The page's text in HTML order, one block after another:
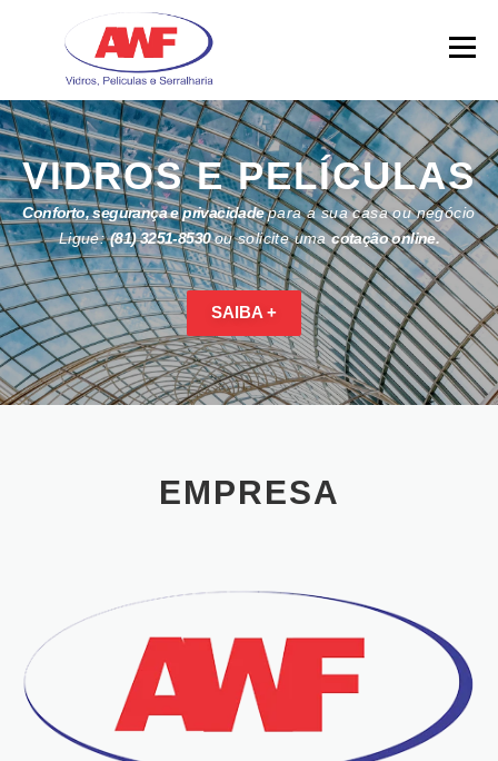
Menu
VIDROS E PELÍCULAS
Conforto, segurança e privacidadepara a sua casa ou negócio
Ligue:(81) 3251-8530ou solicite umacotação online.
SAIBA +
EMPRESA